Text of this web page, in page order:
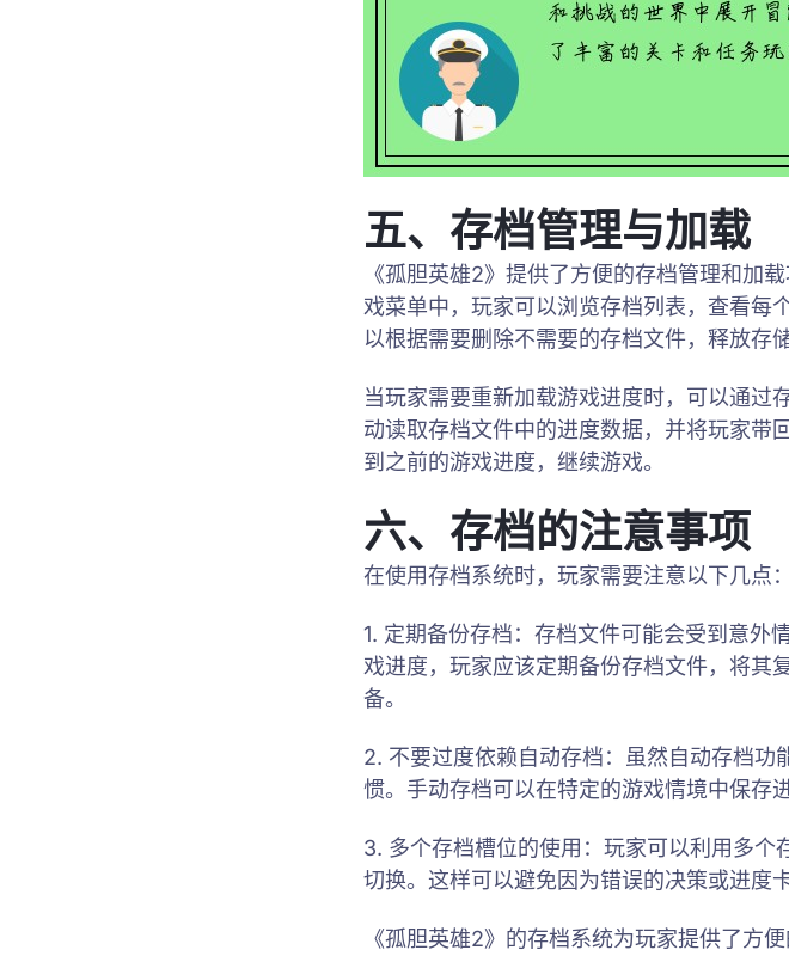
五、存档管理与加载
《孤胆英雄2》提供了方便的存档管理和加
戏菜单中，玩家可以浏览存档列表，查看每
以根据需要删除不需要的存档文件，释放存储
当玩家需要重新加载游戏进度时，可以通过
动读取存档文件中的进度数据，并将玩家带
到之前的游戏进度，继续游戏。
六、存档的注意事项
在使用存档系统时，玩家需要注意以下几点：
1. 定期备份存档：存档文件可能会受到意外
戏进度，玩家应该定期备份存档文件，将其
备。
2. 不要过度依赖自动存档：虽然自动存档功
惯。手动存档可以在特定的游戏情境中保存
3. 多个存档槽位的使用：玩家可以利用多
切换。这样可以避免因为错误的决策或进度
《孤胆英雄2》的存档系统为玩家提供了方